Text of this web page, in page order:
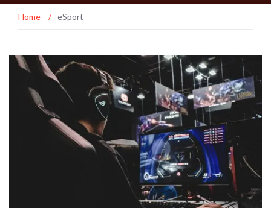
Home / eSport